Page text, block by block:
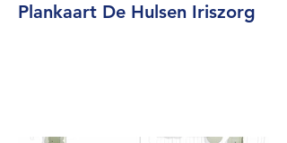
Plankaart De Hulsen Iriszorg